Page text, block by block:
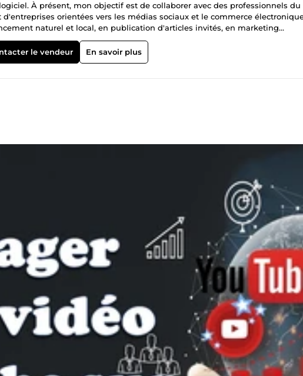
À présent, mon objectif est de collaborer avec des professionnels du
orientées vers les médias sociaux et le commerce
naturel et local, en publication d'articles invités, en marketing
et développement web, avec de nombreuses années
dans ma capacité à satisfaire les besoins de mes clients partout dans le
à me contacter, je serais ravi de vous aider.
le vendeur En savoir plus